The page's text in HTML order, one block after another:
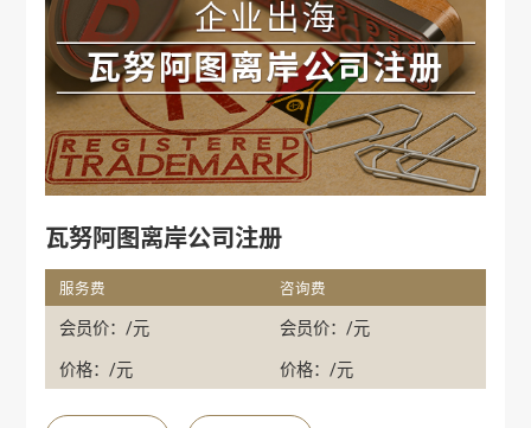
瓦努阿图离岸公司注册
服务费 咨询费
会员价：/元 会员价：/元
价格：/元 价格：/元